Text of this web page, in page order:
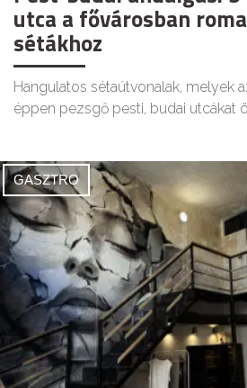
utca a fővárosban
sétákhoz
Hangulatos sétaútvonalak, melyek
éppen pezsgő pesti, budai utcákat
GASZTRO